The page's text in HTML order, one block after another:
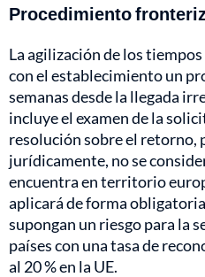
Procedimiento
La agilización de los
con el establecimiento un
semanas desde la llegada
incluye el examen de la
resolución sobre el retorno,
jurídicamente, no se
encuentra en territorio
aplicará de forma
supongan un riesgo para la
países con una tasa de
al 20 % en la UE.